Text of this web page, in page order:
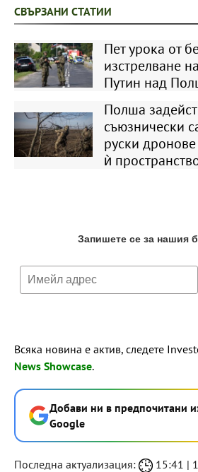
СВЪРЗАНИ СТАТИИ
Пет урока от
изстрелване
Путин над
Полша
съюзнически
руски
ѝ
Всяка новина е актив, следете
News Showcase.
Добави ни в предпочитани
Google
Последна актуализация: 15:41 |